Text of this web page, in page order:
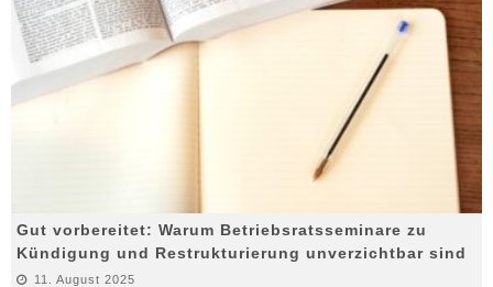
Gut vorbereitet: Warum Betriebsratsseminare zu
Kündigung und Restrukturierung unverzichtbar sind
11. August 2025